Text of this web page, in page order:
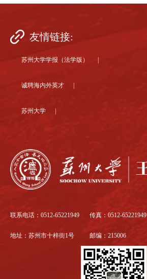
友情链接:
苏州大学学报（法学版） |
诚聘海内外英才 |
苏州大学 |
联系电话：0512-65221949
地址：苏州市十梓街1号
传真：0512-65221949
邮编：215006